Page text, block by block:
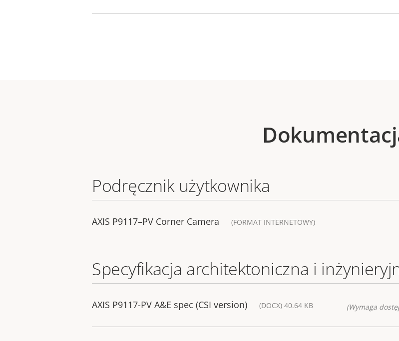
Podręcznik użytkownika
AXIS P9117–PV Corner Camera (FORMAT INTERNETOWY)
Specyfikacja architektoniczna i
AXIS P9117-PV A&E spec (CSI version) (DOCX) 40.64 KB (Wymaga